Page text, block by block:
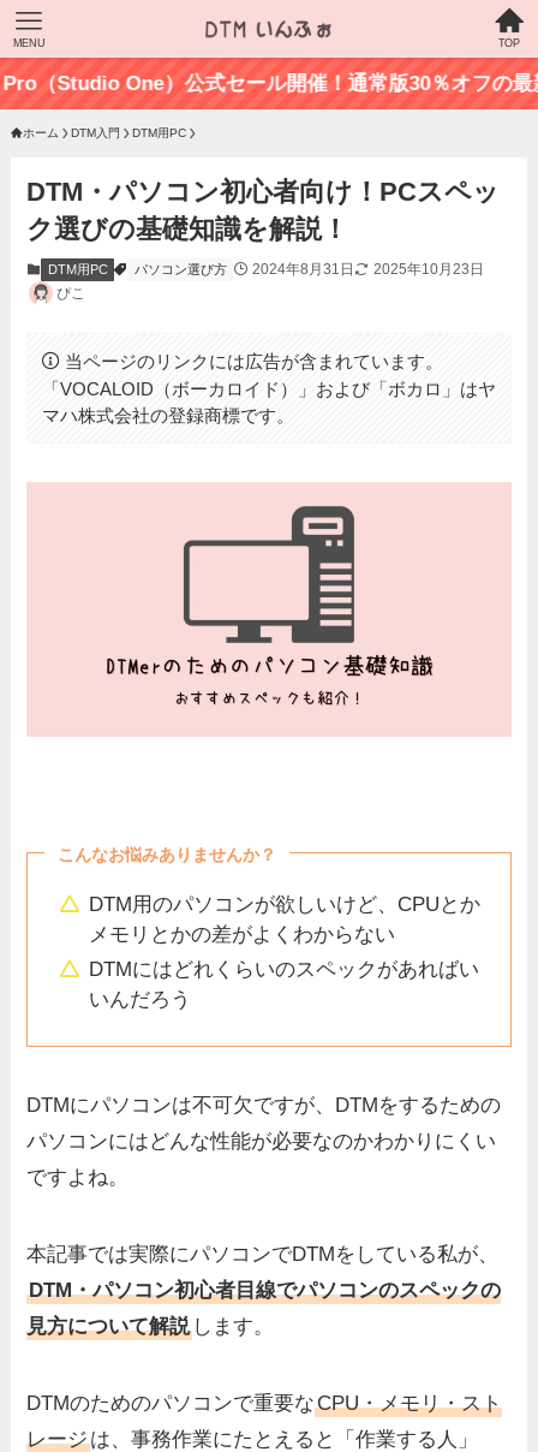
TOP
MENU
）公式セール開催！通常版30％オフの最新情報はこち
ホーム DTM入門 DTM用PC
DTM・パソコン初心者向け！PCスペッ
ク選びの基礎知識を解説！
DTM用PC パソコン選び方 2024年8月31日
2025年10月23日
ぴこ
当ページのリンクには広告が含まれています。
「VOCALOID（ボーカロイド）」および「ボカロ」はヤ
マハ株式会社の登録商標です。
こんなお悩みありませんか？
DTM用のパソコンが欲しいけど、CPUとか
メモリとかの差がよくわからない
DTMにはどれくらいのスペックがあればい
いんだろう
DTMにパソコンは不可欠ですが、DTMをするための
パソコンにはどんな性能が必要なのかわかりにくい
ですよね。
本記事では実際にパソコンでDTMをしている私が、
DTM・パソコン初心者目線でパソコンのスペックの
見方について解説 します。
DTMのためのパソコンで重要なCPU・メモリ・スト
レージは、事務作業にたとえると「作業する人」